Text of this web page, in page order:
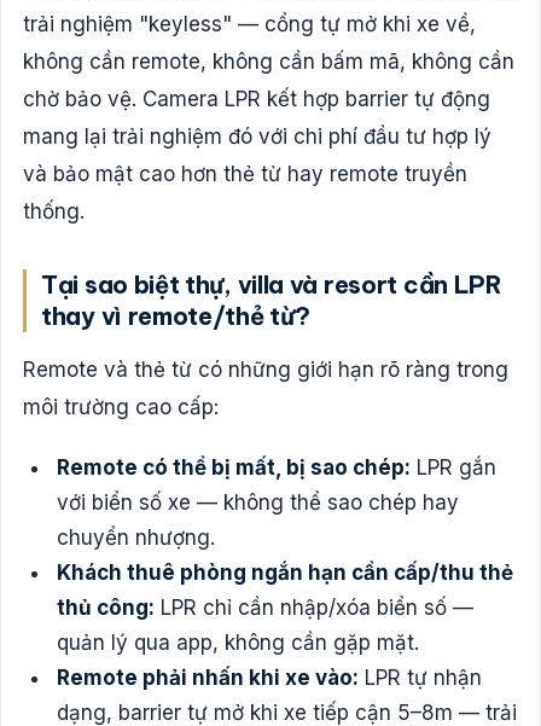
trải nghiệm "keyless" — cổng tự mở khi xe về,
không cần remote, không cần bấm mã, không cần
chờ bảo vệ. Camera LPR kết hợp barrier tự động
mang lại trải nghiệm đó với chi phí đầu tư hợp lý
và bảo mật cao hơn thẻ từ hay remote truyền
thống.
Tại sao biệt thự, villa và resort cần LPR
thay vì remote/thẻ từ?
Remote và thẻ từ có những giới hạn rõ ràng trong
môi trường cao cấp:
Remote có thể bị mất, bị sao chép: LPR gắn
với biển số xe — không thể sao chép hay
chuyển nhượng.
Khách thuê phòng ngắn hạn cần cấp/thu thẻ
thủ công: LPR chỉ cần nhập/xóa biển số —
quản lý qua app, không cần gặp mặt.
Remote phải nhấn khi xe vào: LPR tự nhận
dạng, barrier tự mở khi xe tiếp cận 5–8m — trải